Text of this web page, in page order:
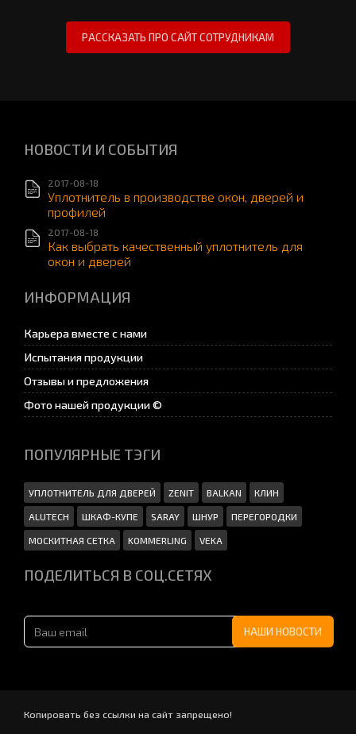
НОВОСТИ И СОБЫТИЯ
2017-08-18
Уплотнитель в производстве окон, дверей и
профилей
2017-08-18
Как выбрать качественный уплотнитель для
окон и дверей
ИНФОРМАЦИЯ
Карьера вместе с нами
Испытания продукции
Отзывы и предложения
Фото нашей продукции ©
ПОПУЛЯРНЫЕ ТЭГИ
УПЛОТНИТЕЛЬ ДЛЯ ДВЕРЕЙ ZENIT BALKAN КЛИН
ALUTECH ШКАФ-КУПЕ SARAY ШНУР ПЕРЕГОРОДКИ
МОСКИТНАЯ СЕТКА KOMMERLING VEKA
ПОДЕЛИТЬСЯ В СОЦ.СЕТЯХ
Копировать без ссылки на сайт запрещено!